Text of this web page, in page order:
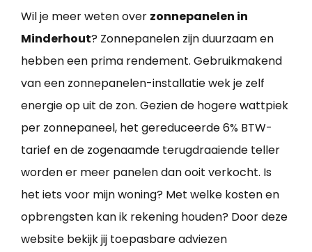
Wil je meer weten over zonnepanelen in
Minderhout? Zonnepanelen zijn duurzaam en
hebben een prima rendement. Gebruikmakend
van een zonnepanelen-installatie wek je zelf
energie op uit de zon. Gezien de hogere wattpiek
per zonnepaneel, het gereduceerde 6% BTW-
tarief en de zogenaamde terugdraaiende teller
worden er meer panelen dan ooit verkocht. Is
het iets voor mijn woning? Met welke kosten en
opbrengsten kan ik rekening houden? Door deze
website bekijk jij toepasbare adviezen